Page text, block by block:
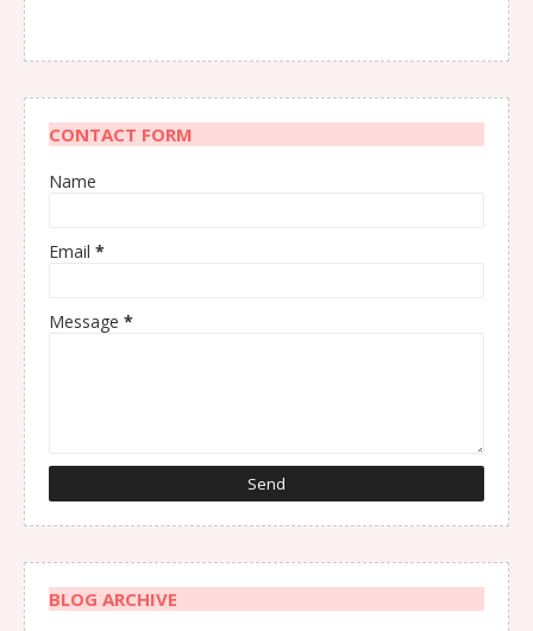
CONTACT FORM
Name
Email *
Message *
BLOG ARCHIVE